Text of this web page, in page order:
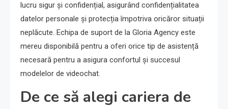
lucru sigur și confidențial, asigurând confidențialitatea
datelor personale și protecția împotriva oricăror situații
neplăcute. Echipa de suport de la Gloria Agency este
mereu disponibilă pentru a oferi orice tip de asistență
necesară pentru a asigura confortul și succesul
modelelor de videochat.
De ce să alegi cariera de